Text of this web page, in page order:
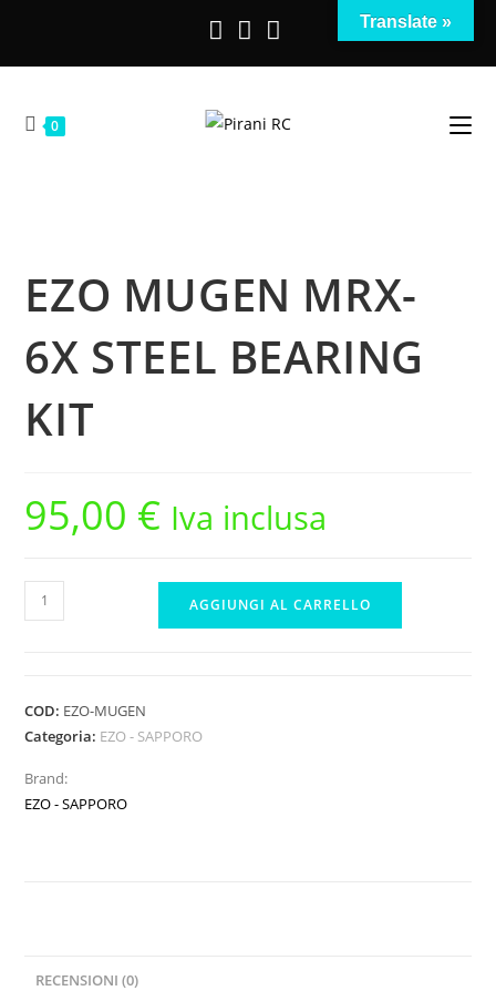
contenuto
0
EZO MUGEN MRX-
6X STEEL BEARING
KIT
95,00 € Iva inclusa
EZO
MUGEN
STEEL
BEARING
quantità
AGGIUNGI AL CARRELLO
COD: EZO-MUGEN
Categoria: EZO - SAPPORO
Brand:
EZO - SAPPORO
RECENSIONI (0)
Translate »